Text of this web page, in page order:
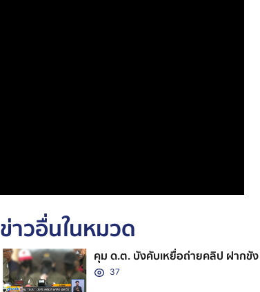
ข่าวอื่นในหมวด
คุม ด.ต. บังคับเหยื่อถ่ายคลิป ฝากขัง
37